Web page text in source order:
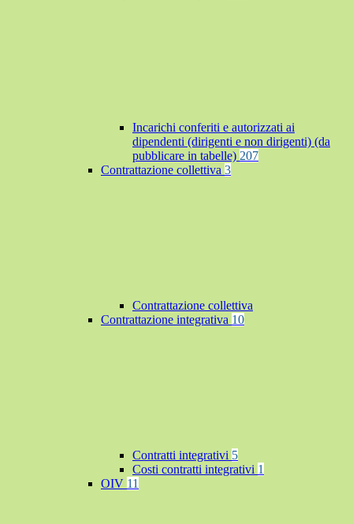
Incarichi conferiti e autorizzati ai
dipendenti (dirigenti e non dirigenti) (da
pubblicare in tabelle) 207
Contrattazione collettiva 3
Contrattazione collettiva
Contrattazione integrativa 10
Contratti integrativi 5
Costi contratti integrativi 1
OIV 11